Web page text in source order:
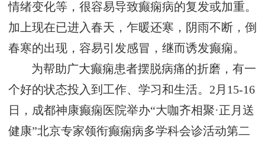
情绪变化等，很容易导致癫痫病的复发或加重。
加上现在已进入春天，乍暖还寒，阴雨不断，倒
春寒的出现，容易引发感冒，继而诱发癫痫。
为帮助广大癫痫患者摆脱病痛的折磨，有一
个好的状态投入到工作、学习和生活。2月15-16
日，成都神康癫痫医院举办“大咖齐相聚·正月送
健康”北京专家领衔癫痫病多学科会诊活动第二